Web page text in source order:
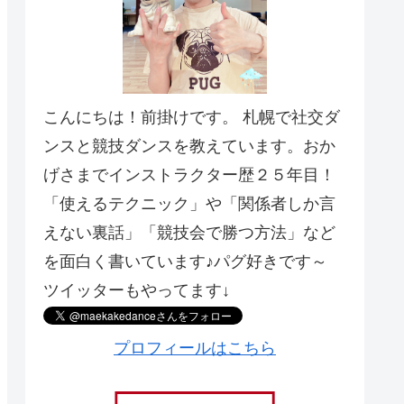
こんにちは！前掛けです。 札幌で社交ダ
ンスと競技ダンスを教えています。おか
げさまでインストラクター歴２５年目！
「使えるテクニック」や「関係者しか言
えない裏話」「競技会で勝つ方法」など
を面白く書いています♪パグ好きです～
ツイッターもやってます↓
プロフィールはこちら